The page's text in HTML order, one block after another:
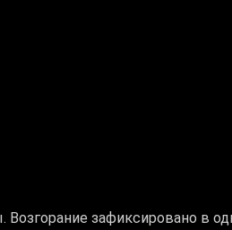
зафиксировано в